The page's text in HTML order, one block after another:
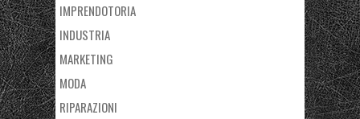
IMPRENDOTORIA
INDUSTRIA
MARKETING
MODA
RIPARAZIONI